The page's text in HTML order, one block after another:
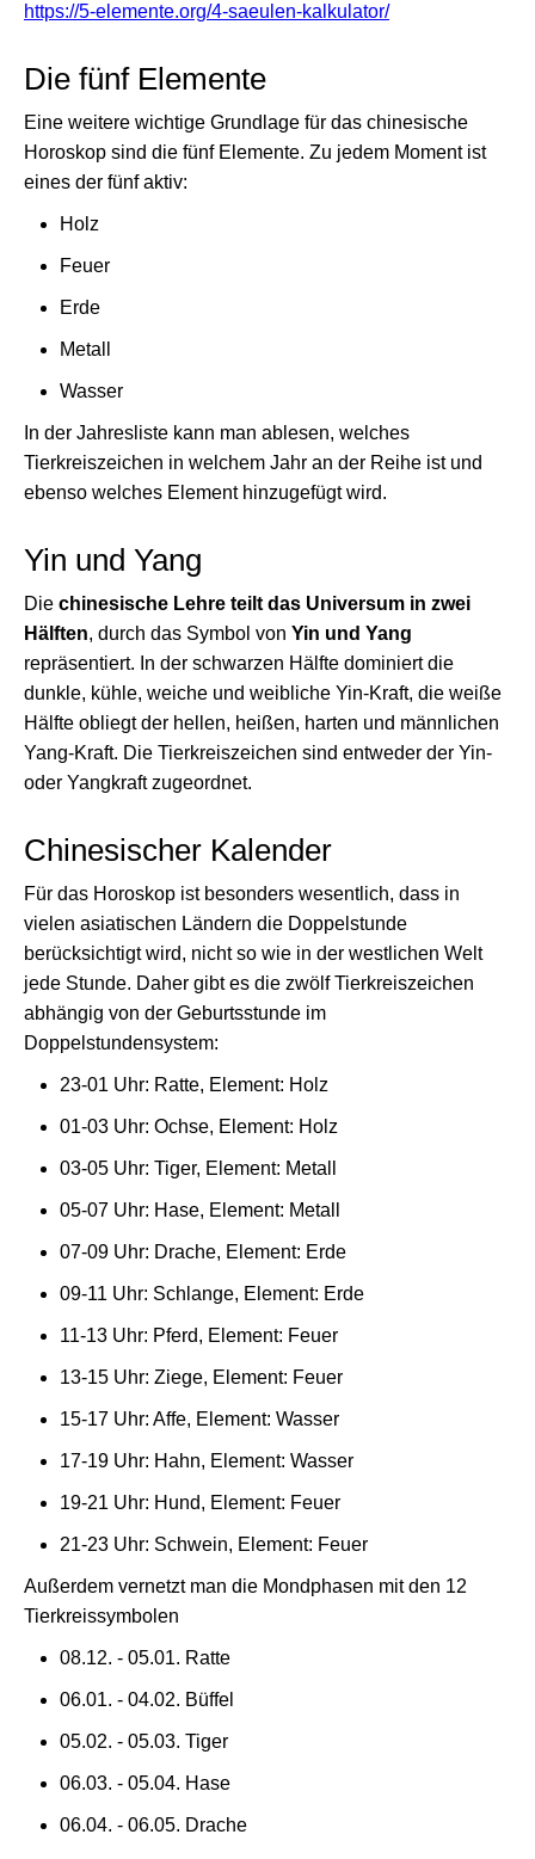
https://5-elemente.org/4-saeulen-kalkulator/
Die fünf Elemente
Eine weitere wichtige Grundlage für das chinesische
Horoskop sind die fünf Elemente. Zu jedem Moment ist
eines der fünf aktiv:
Holz
Feuer
Erde
Metall
Wasser
In der Jahresliste kann man ablesen, welches
Tierkreiszeichen in welchem Jahr an der Reihe ist und
ebenso welches Element hinzugefügt wird.
Yin und Yang
Die chinesische Lehre teilt das Universum in zwei
Hälften, durch das Symbol von Yin und Yang
repräsentiert. In der schwarzen Hälfte dominiert die
dunkle, kühle, weiche und weibliche Yin-Kraft, die weiße
Hälfte obliegt der hellen, heißen, harten und männlichen
Yang-Kraft. Die Tierkreiszeichen sind entweder der Yin-
oder Yangkraft zugeordnet.
Chinesischer Kalender
Für das Horoskop ist besonders wesentlich, dass in
vielen asiatischen Ländern die Doppelstunde
berücksichtigt wird, nicht so wie in der westlichen Welt
jede Stunde. Daher gibt es die zwölf Tierkreiszeichen
abhängig von der Geburtsstunde im
Doppelstundensystem:
23-01 Uhr: Ratte, Element: Holz
01-03 Uhr: Ochse, Element: Holz
03-05 Uhr: Tiger, Element: Metall
05-07 Uhr: Hase, Element: Metall
07-09 Uhr: Drache, Element: Erde
09-11 Uhr: Schlange, Element: Erde
11-13 Uhr: Pferd, Element: Feuer
13-15 Uhr: Ziege, Element: Feuer
15-17 Uhr: Affe, Element: Wasser
17-19 Uhr: Hahn, Element: Wasser
19-21 Uhr: Hund, Element: Feuer
21-23 Uhr: Schwein, Element: Feuer
Außerdem vernetzt man die Mondphasen mit den 12
Tierkreissymbolen
08.12. - 05.01. Ratte
06.01. - 04.02. Büffel
05.02. - 05.03. Tiger
06.03. - 05.04. Hase
06.04. - 06.05. Drache